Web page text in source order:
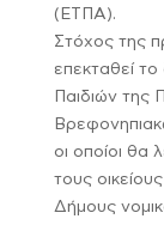
(ΕΤΠΑ).
Στόχος της
επεκταθεί
Παιδιών της
οι οποίοι θα
τους
Δήμους